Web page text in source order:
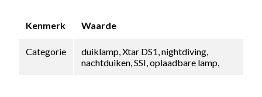
Kenmerk Waarde
Categorie
duiklamp, Xtar DS1, nightdiving,
nachtduiken, SSI, oplaadbare lamp,